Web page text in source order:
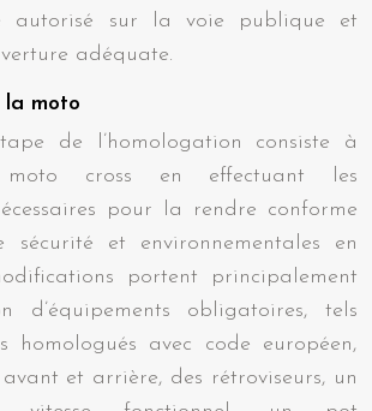
autorisé sur la voie publique et
adéquate.
la moto
de l’homologation consiste à
cross en effectuant les
pour la rendre conforme
sécurité et environnementales en
portent principalement
d’équipements obligatoires, tels
homologués avec code européen,
et arrière, des rétroviseurs, un